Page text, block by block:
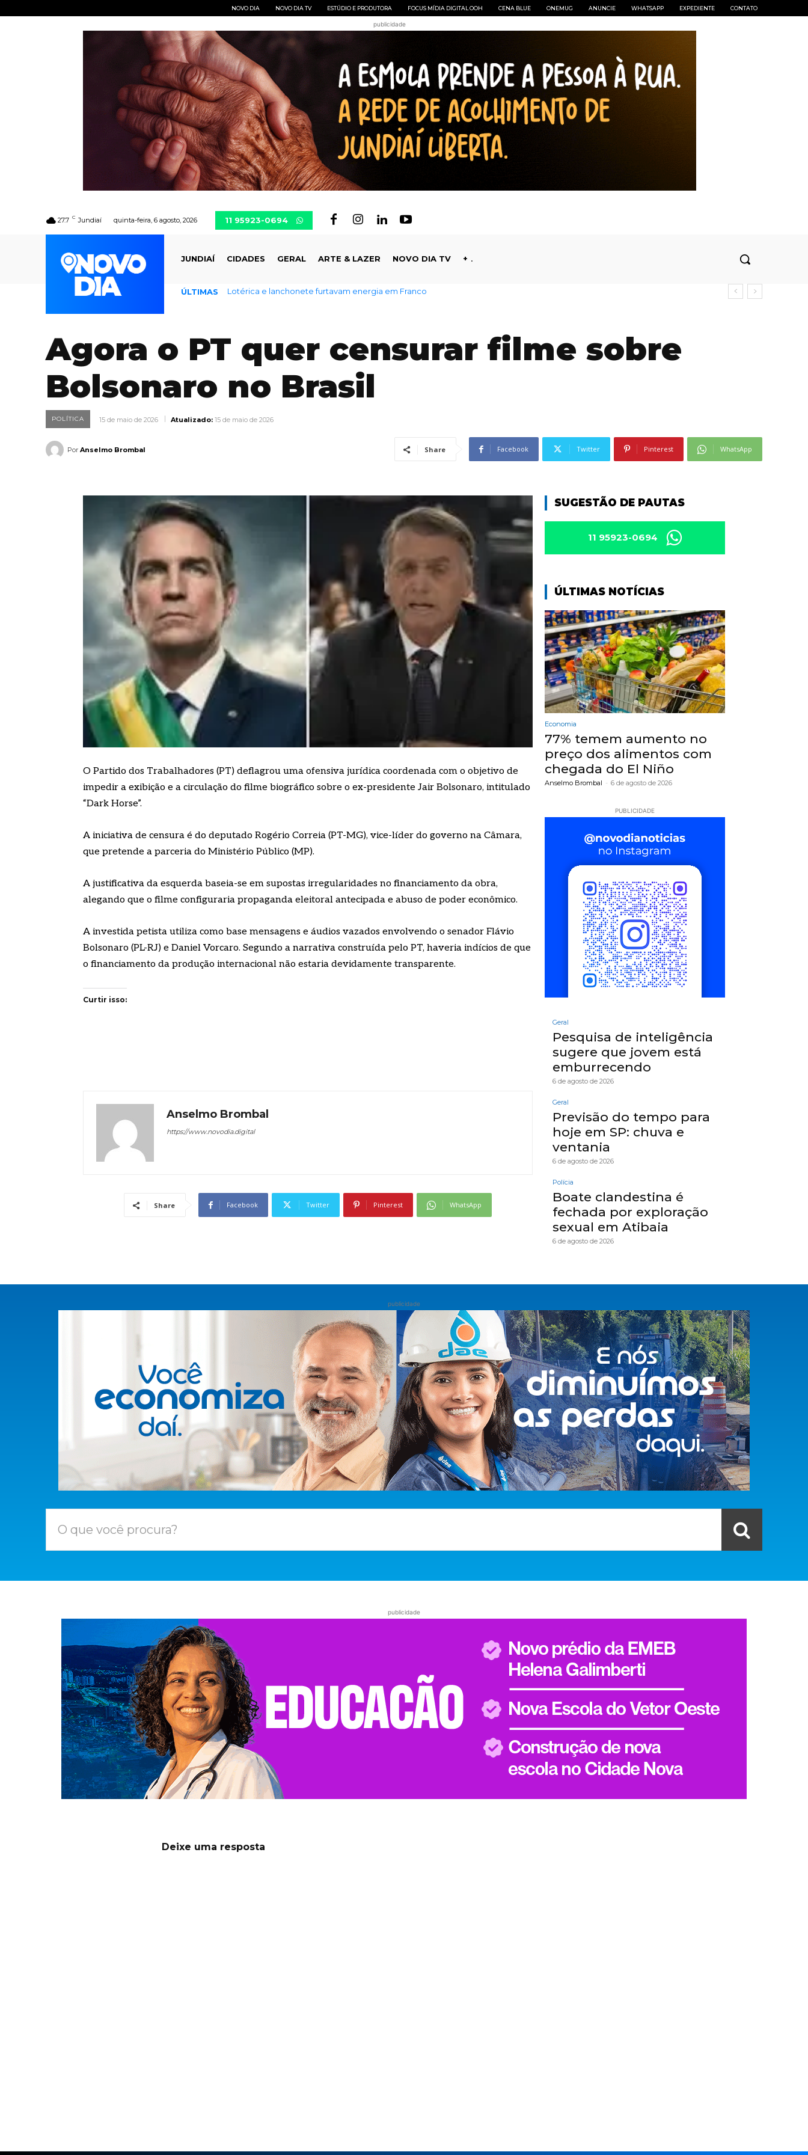
NOVO DIA NOVO DIA TV ESTÚDIO E PRODUTORA FOCUS MÍDIA DIGITAL OOH CENA BLUE ONEMUG ANUNCIE WHATSAPP EXPEDIENTE CONTATO
publicidade
27.7 C Jundiaí quinta-feira, 6 agosto, 2026 11 95923-0694
JUNDIAÍ CIDADES GERAL ARTE & LAZER NOVO DIA TV +
ÚLTIMAS 77% temem aumento no preço dos alimentos com chegada do El Niño
Lotérica e lanchonete furtavam energia em Franco
Agora o PT quer censurar filme sobre
Bolsonaro no Brasil
POLÍTICA 15 de maio de 2026 Atualizado: 15 de maio de 2026
Por Anselmo Brombal Share Facebook Twitter Pinterest WhatsApp
O Partido dos Trabalhadores (PT) deflagrou uma ofensiva jurídica coordenada com o objetivo de
impedir a exibição e a circulação do filme biográfico sobre o ex-presidente Jair Bolsonaro, intitulado
“Dark Horse”.
A iniciativa de censura é do deputado Rogério Correia (PT-MG), vice-líder do governo na Câmara,
que pretende a parceria do Ministério Público (MP).
A justificativa da esquerda baseia-se em supostas irregularidades no financiamento da obra,
alegando que o filme configuraria propaganda eleitoral antecipada e abuso de poder econômico.
A investida petista utiliza como base mensagens e áudios vazados envolvendo o senador Flávio
Bolsonaro (PL-RJ) e Daniel Vorcaro. Segundo a narrativa construída pelo PT, haveria indícios de que
o financiamento da produção internacional não estaria devidamente transparente.
Curtir isso:
Anselmo Brombal
https://www.novodia.digital
Share Facebook Twitter Pinterest WhatsApp
SUGESTÃO DE PAUTAS
11 95923-0694
ÚLTIMAS NOTÍCIAS
Economia
77% temem aumento no
preço dos alimentos com
chegada do El Niño
Anselmo Brombal - 6 de agosto de 2026
PUBLICIDADE
Geral
Pesquisa de inteligência
sugere que jovem está
emburrecendo
6 de agosto de 2026
Geral
Previsão do tempo para
hoje em SP: chuva e
ventania
6 de agosto de 2026
Polícia
Boate clandestina é
fechada por exploração
sexual em Atibaia
6 de agosto de 2026
publicidade
O que você procura?
publicidade
Deixe uma resposta